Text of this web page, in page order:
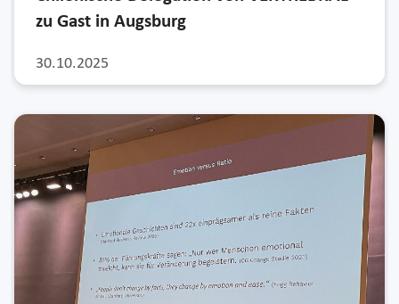
30.10.2025
zu Gast in Augsburg